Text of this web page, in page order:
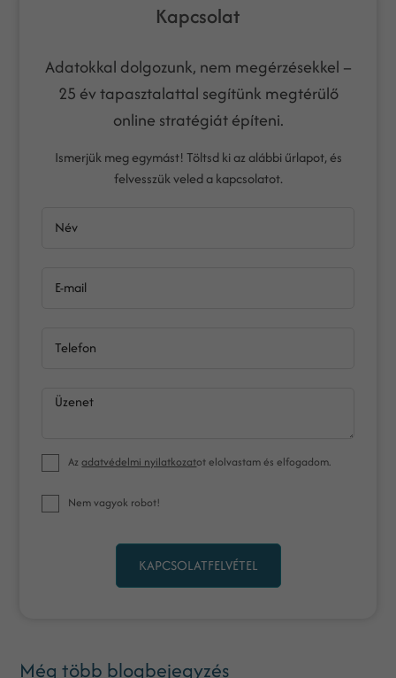
Kapcsolat
Adatokkal dolgozunk, nem megérzésekkel –
25 év tapasztalattal segítünk megtérülő
online stratégiát építeni.
Ismerjük meg egymást! Töltsd ki az alábbi űrlapot, és
felvesszük veled a kapcsolatot.
Név
E-mail
Telefon
Üzenet
Azadatvédelmi nyilatkozatot elolvastam és elfogadom.
Nem vagyok robot!
KAPCSOLATFELVÉTEL
Még több blogbejegyzés